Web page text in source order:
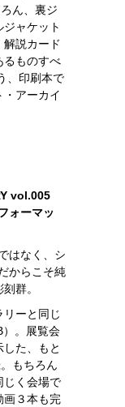
ん、裏ジ
ャケット
説カード
るものすべ
、印刷本で
アーカイ
vol.005
ォーマッ
はなく、シ
からこそ純
群。
リーと同じ
）。展覧会
た、もと
もちろん
く会場で
画３本も完